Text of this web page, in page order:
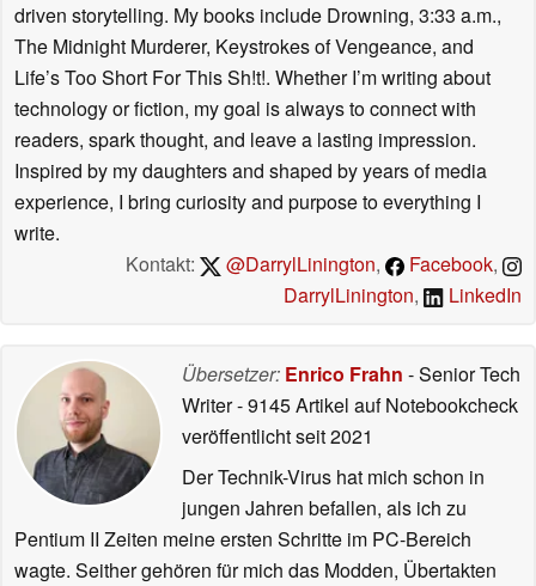
driven storytelling. My books include Drowning, 3:33 a.m.,
The Midnight Murderer, Keystrokes of Vengeance, and
Life’s Too Short For This Sh!t!. Whether I’m writing about
technology or fiction, my goal is always to connect with
readers, spark thought, and leave a lasting impression.
Inspired by my daughters and shaped by years of media
experience, I bring curiosity and purpose to everything I
write.
Kontakt:
@DarrylLinington, Facebook,
DarrylLinington, LinkedIn
Übersetzer: Enrico Frahn - Senior Tech
Writer- 9145 Artikel auf Notebookcheck
veröffentlichtseit 2021
Der Technik-Virus hat mich schon in
jungen Jahren befallen, als ich zu
Pentium II Zeiten meine ersten Schritte im PC-Bereich
wagte. Seither gehören für mich das Modden, Übertakten